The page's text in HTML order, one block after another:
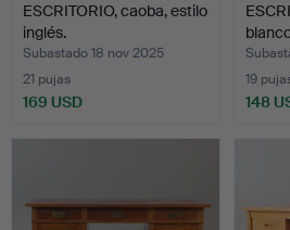
ESCRITORIO, caoba, estilo
inglés.
Subastado 18 nov 2025
21 pujas
169 USD
19
148